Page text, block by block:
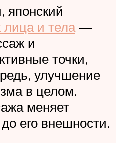
японский
и тела—
и
точки,
улучшение
в целом.
меняет
его внешности.